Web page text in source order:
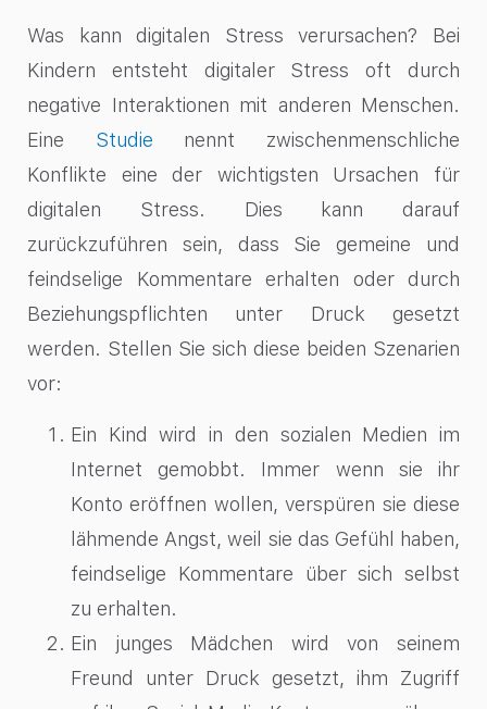
Was kann digitalen Stress verursachen? Bei
Kindern entsteht digitaler Stress oft durch
negative Interaktionen mit anderen Menschen.
Eine Studie nennt zwischenmenschliche
Konflikte eine der wichtigsten Ursachen für
digitalen Stress. Dies kann darauf
zurückzuführen sein, dass Sie gemeine und
feindselige Kommentare erhalten oder durch
Beziehungspflichten unter Druck gesetzt
werden. Stellen Sie sich diese beiden Szenarien
vor:
Ein Kind wird in den sozialen Medien im
Internet gemobbt. Immer wenn sie ihr
Konto eröffnen wollen, verspüren sie diese
lähmende Angst, weil sie das Gefühl haben,
feindselige Kommentare über sich selbst
zu erhalten.
Ein junges Mädchen wird von seinem
Freund unter Druck gesetzt, ihm Zugriff